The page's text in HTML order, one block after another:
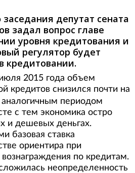
депутат сената
задал вопрос главе
уровня кредитования и
регулятор будет
кредитовании.
2015 года объем
кредитов снизился почти на
периодом
с тем экономика остро
и дешевых деньгах.
базовая ставка
ориентира при
по кредитам.
неопределенность